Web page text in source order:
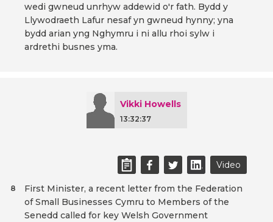
wedi gwneud unrhyw addewid o'r fath. Bydd y
Llywodraeth Lafur nesaf yn gwneud hynny; yna
bydd arian yng Nghymru i ni allu rhoi sylw i
ardrethi busnes yma.
Vikki Howells
13:32:37
Video
First Minister, a recent letter from the Federation
of Small Businesses Cymru to Members of the
Senedd called for key Welsh Government
8